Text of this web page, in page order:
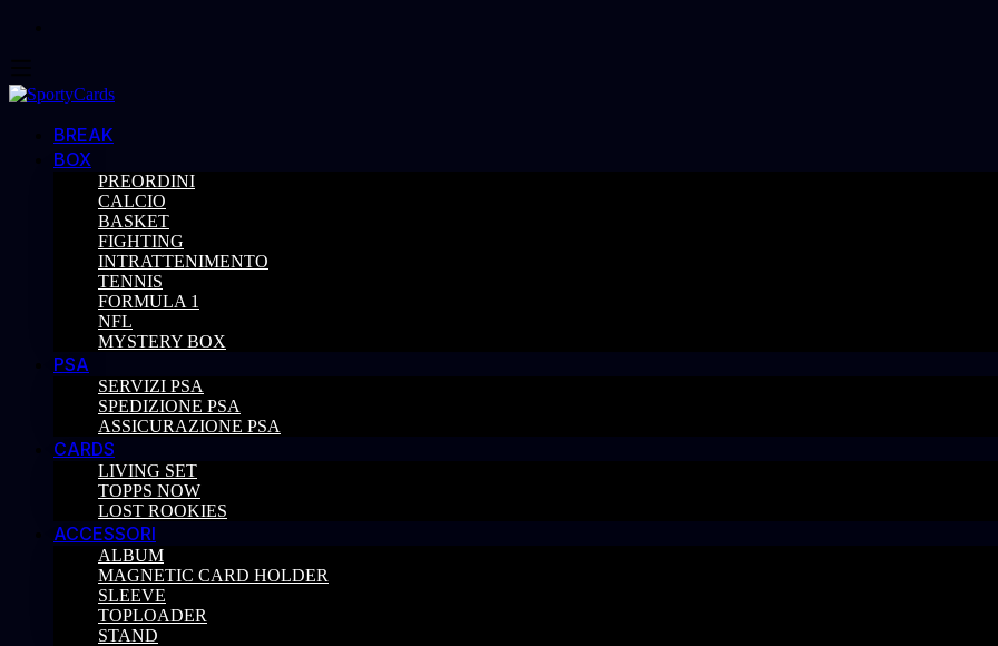
BREAK
BOX
PREORDINI
CALCIO
BASKET
FIGHTING
INTRATTENIMENTO
TENNIS
FORMULA 1
NFL
MYSTERY BOX
PSA
SERVIZI PSA
SPEDIZIONE PSA
ASSICURAZIONE PSA
CARDS
LIVING SET
TOPPS NOW
LOST ROOKIES
ACCESSORI
ALBUM
MAGNETIC CARD HOLDER
SLEEVE
TOPLOADER
STAND